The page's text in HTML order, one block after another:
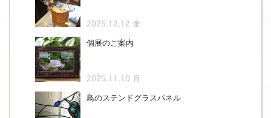
2025.12.12 金
個展のご案内
2025.11.10 月
鳥のステンドグラスパネル